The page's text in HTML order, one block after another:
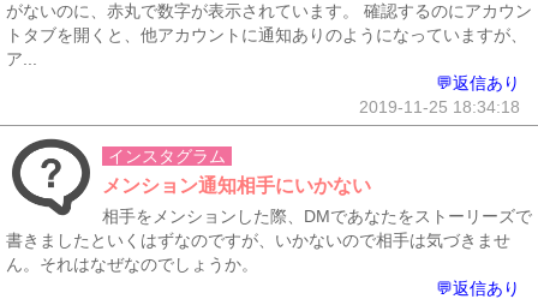
がないのに、赤丸で数字が表示されています。 確認するのにアカウン
トタブを開くと、他アカウントに通知ありのようになっていますが、
ア...
💬返信あり
2019-11-25 18:34:18
インスタグラム
メンション通知相手にいかない
相手をメンションした際、DMであなたをストーリーズで
書きましたといくはずなのですが、いかないので相手は気づきませ
ん。それはなぜなのでしょうか。
💬返信あり